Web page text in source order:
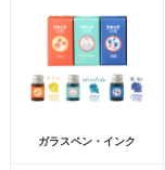
ガラスペン・インク